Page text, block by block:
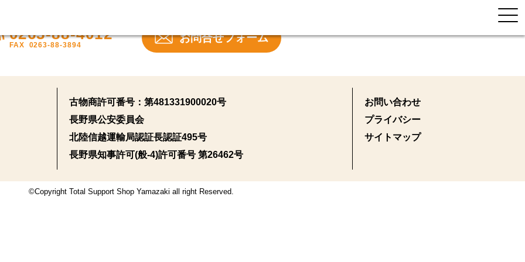
0263-88-4012
FAX 0263-88-3894
お問合せフォーム
古物商許可番号： 第481331900020号
長野県公安委員会
北陸信越運輸局認証長認証495号
長野県知事許可(般-4)許可番号 第26462号
お問い合わせ
プライバシー
サイトマップ
©Copyright Total Support Shop Yamazaki all right Reserved.